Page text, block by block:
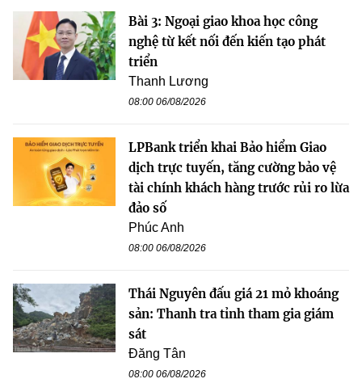
Bài 3: Ngoại giao khoa học công
nghệ từ kết nối đến kiến tạo phát
triển
Thanh Lương
08:00 06/08/2026
LPBank triển khai Bảo hiểm Giao
dịch trực tuyến, tăng cường bảo vệ
tài chính khách hàng trước rủi ro lừa
đảo số
Phúc Anh
08:00 06/08/2026
Thái Nguyên đấu giá 21 mỏ khoáng
sản: Thanh tra tỉnh tham gia giám
sát
Đăng Tân
08:00 06/08/2026